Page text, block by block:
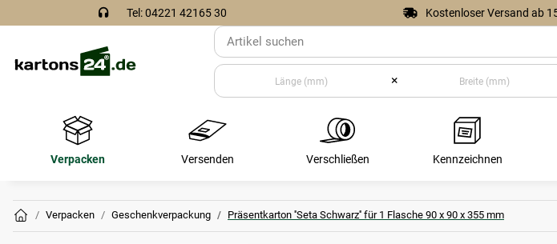
Tel: 04221 42165 30 Kostenloser Versand ab
×
Verpacken Versenden Verschließen Kennzeichnen
Verpacken Geschenkverpackung Präsentkarton ''Seta Schwarz'' für 1 Flasche 90 x 90 x 355 mm